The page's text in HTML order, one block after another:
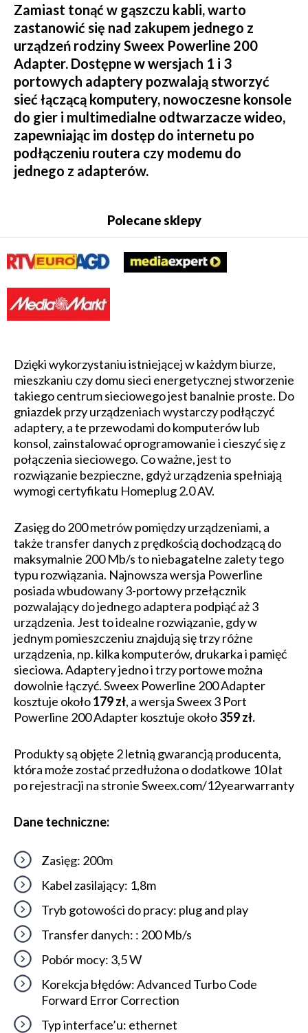
Zamiast tonąć w gąszczu kabli, warto
zastanowić się nad zakupem jednego z
urządzeń rodziny Sweex Powerline 200
Adapter. Dostępne w wersjach 1 i 3
portowych adaptery pozwalają stworzyć
sieć łączącą komputery, nowoczesne konsole
do gier i multimedialne odtwarzacze wideo,
zapewniając im dostęp do internetu po
podłączeniu routera czy modemu do
jednego z adapterów.
Polecane sklepy
Dzięki wykorzystaniu istniejącej w każdym biurze,
mieszkaniu czy domu sieci energetycznej stworzenie
takiego centrum sieciowego jest banalnie proste. Do
gniazdek przy urządzeniach wystarczy podłączyć
adaptery, a te przewodami do komputerów lub
konsol, zainstalować oprogramowanie i cieszyć się z
połączenia sieciowego. Co ważne, jest to
rozwiązanie bezpieczne, gdyż urządzenia spełniają
wymogi certyfikatu Homeplug 2.0 AV.
Zasięg do 200 metrów pomiędzy urządzeniami, a
także transfer danych z prędkością dochodzącą do
maksymalnie 200 Mb/s to niebagatelne zalety tego
typu rozwiązania. Najnowsza wersja Powerline
posiada wbudowany 3-portowy przełącznik
pozwalający do jednego adaptera podpiąć aż 3
urządzenia. Jest to idealne rozwiązanie, gdy w
jednym pomieszczeniu znajdują się trzy różne
urządzenia, np. kilka komputerów, drukarka i pamięć
sieciowa. Adaptery jedno i trzy portowe można
dowolnie łączyć. Sweex Powerline 200 Adapter
kosztuje około179 zł, a wersja Sweex 3 Port
Powerline 200 Adapter kosztuje około359 zł.
Produkty są objęte 2 letnią gwarancją producenta,
która może zostać przedłużona o dodatkowe 10 lat
po rejestracji na stronie Sweex.com/12yearwarranty
Dane techniczne:
Zasięg: 200m
Kabel zasilający: 1,8m
Tryb gotowości do pracy: plug and play
Transfer danych: : 200 Mb/s
Pobór mocy: 3,5 W
Korekcja błędów: Advanced Turbo Code
Forward Error Correction
Typ interface’u: ethernet